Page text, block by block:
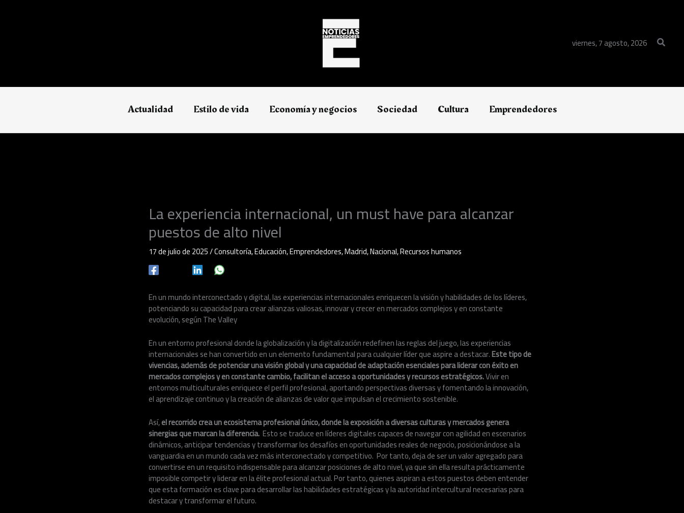
viernes, 7 agosto, 2026
Buscar
Actualidad Estilo de vida Economía y negocios​ Sociedad Cultura Emprendedores
La experiencia internacional, un must have para alcanzar
puestos de alto nivel
17 de julio de 2025/Consultoría,Educación,Emprendedores,Madrid,Nacional,Recursos humanos
En un mundo interconectado y digital, las experiencias internacionales enriquecen la visión y habilidades de los líderes,
potenciando su capacidad para crear alianzas valiosas, innovar y crecer en mercados complejos y en constante
evolución, según The Valley
En un entorno profesional donde la globalización y la digitalización redefinen las reglas del juego, las experiencias
internacionales se han convertido en un elemento fundamental para cualquier líder que aspire a destacar.Este tipo de
vivencias, además de potenciar una visión global y una capacidad de adaptación esenciales para liderar con éxito en
mercados complejos y en constante cambio, facilitan el acceso a oportunidades y recursos estratégicos.Vivir en
entornos multiculturales enriquece el perfil profesional, aportando perspectivas diversas y fomentando la innovación,
el aprendizaje continuo y la creación de alianzas de valor que impulsan el crecimiento sostenible.
Así,el recorrido crea un ecosistema profesional único, donde la exposición a diversas culturas y mercados genera
sinergias que marcan la diferencia. Esto se traduce en líderes digitales capaces de navegar con agilidad en escenarios
dinámicos, anticipar tendencias y transformar los desafíos en oportunidades reales de negocio, posicionándose a la
vanguardia en un mundo cada vez más interconectado y competitivo. Por tanto, deja de ser un valor agregado para
convertirse en un requisito indispensable para alcanzar posiciones de alto nivel, ya que sin ella resulta prácticamente
imposible competir y liderar en la élite profesional actual. Por tanto, quienes aspiran a estos puestos deben entender
que esta formación es clave para desarrollar las habilidades estratégicas y la autoridad intercultural necesarias para
destacar y transformar el futuro.